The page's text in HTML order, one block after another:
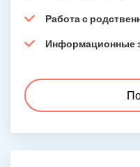
Работа с
Информационные